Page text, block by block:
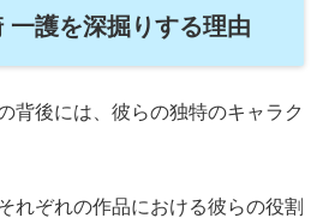
一護を深掘りする理由
背後には、彼らの独特のキャラク
れぞれの作品における彼らの役割